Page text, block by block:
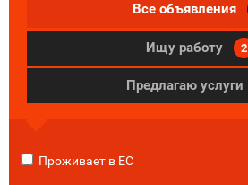
Все объявления
Ищу работу 2
Предлагаю услуги
Проживает в ЕС